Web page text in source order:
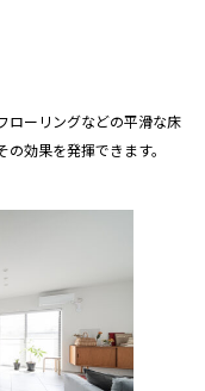
ローリングなどの平滑な床
効果を発揮できます。